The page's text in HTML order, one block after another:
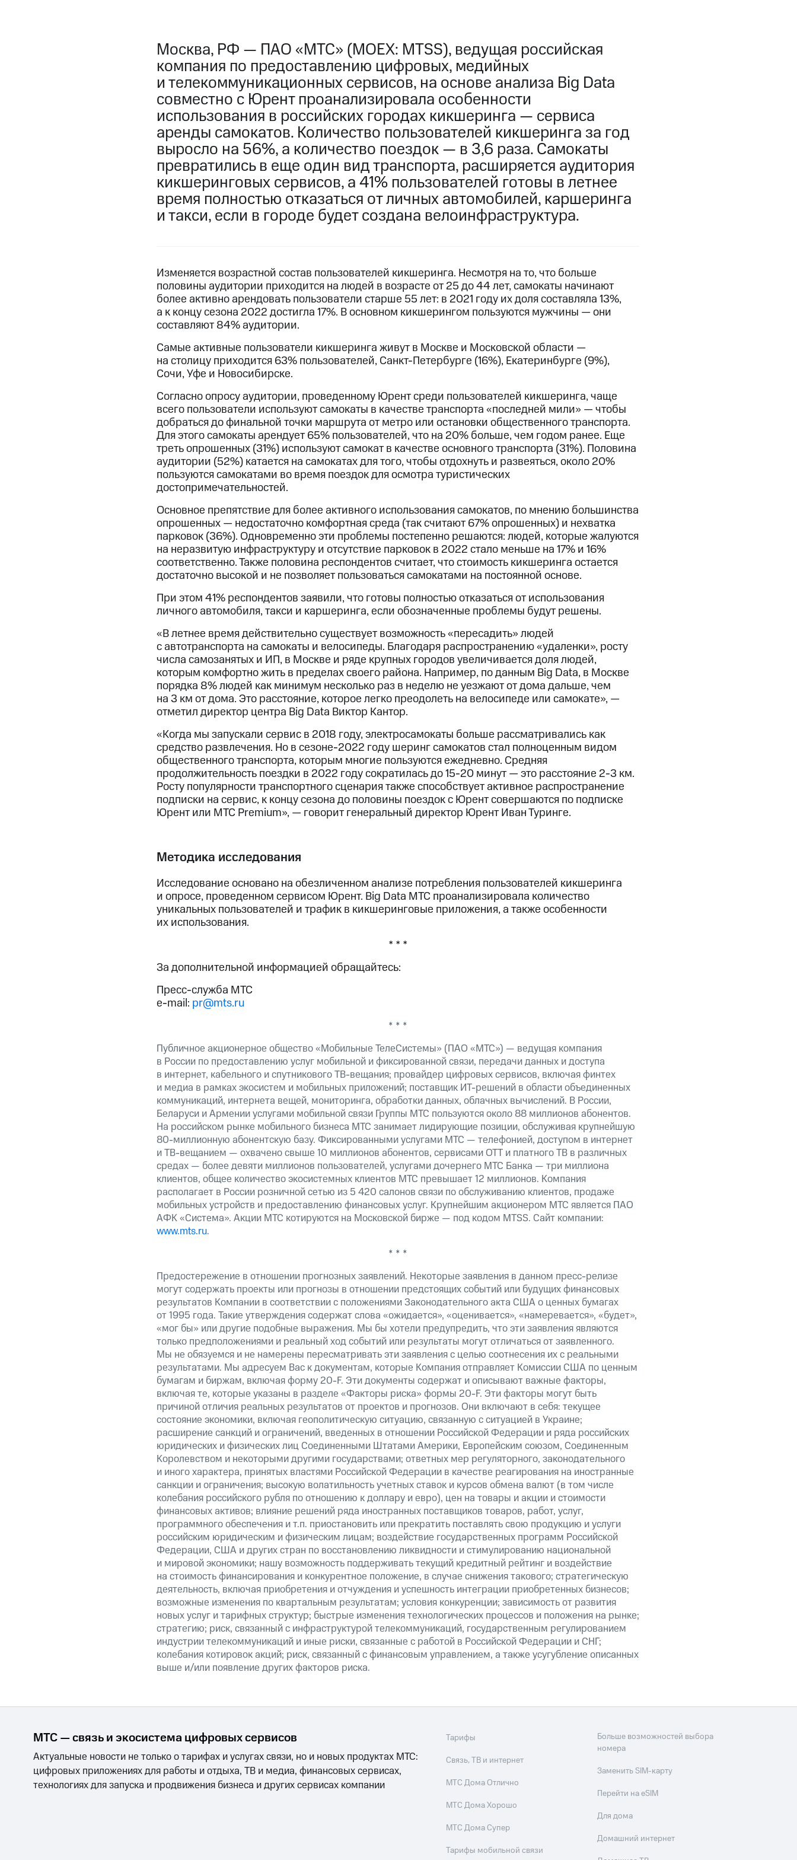
Москва, РФ — ПАО «МТС» (MOEX: MTSS), ведущая российская
компания по предоставлению цифровых, медийных
и телекоммуникационных сервисов, на основе анализа Big Data
совместно с Юрент проанализировала особенности
использования в российских городах кикшеринга — сервиса
аренды самокатов. Количество пользователей кикшеринга за год
выросло на 56%, а количество поездок — в 3,6 раза. Самокаты
превратились в еще один вид транспорта, расширяется аудитория
кикшеринговых сервисов, а 41% пользователей готовы в летнее
время полностью отказаться от личных автомобилей, каршеринга
и такси, если в городе будет создана велоинфраструктура.
Изменяется возрастной состав пользователей кикшеринга. Несмотря на то, что больше
половины аудитории приходится на людей в возрасте от 25 до 44 лет, самокаты начинают
более активно арендовать пользователи старше 55 лет: в 2021 году их доля составляла 13%,
а к концу сезона 2022 достигла 17%. В основном кикшерингом пользуются мужчины — они
составляют 84% аудитории.
Самые активные пользователи кикшеринга живут в Москве и Московской области —
на столицу приходится 63% пользователей, Санкт-Петербурге (16%), Екатеринбурге (9%),
Сочи, Уфе и Новосибирске.
Согласно опросу аудитории, проведенному Юрент среди пользователей кикшеринга, чаще
всего пользователи используют самокаты в качестве транспорта «последней мили» — чтобы
добраться до финальной точки маршрута от метро или остановки общественного транспорта.
Для этого самокаты арендует 65% пользователей, что на 20% больше, чем годом ранее. Еще
треть опрошенных (31%) используют самокат в качестве основного транспорта (31%). Половина
аудитории (52%) катается на самокатах для того, чтобы отдохнуть и развеяться, около 20%
пользуются самокатами во время поездок для осмотра туристических
достопримечательностей.
Основное препятствие для более активного использования самокатов, по мнению большинства
опрошенных — недостаточно комфортная среда (так считают 67% опрошенных) и нехватка
парковок (36%). Одновременно эти проблемы постепенно решаются: людей, которые жалуются
на неразвитую инфраструктуру и отсутствие парковок в 2022 стало меньше на 17% и 16%
соответственно. Также половина респондентов считает, что стоимость кикшеринга остается
достаточно высокой и не позволяет пользоваться самокатами на постоянной основе.
При этом 41% респондентов заявили, что готовы полностью отказаться от использования
личного автомобиля, такси и каршеринга, если обозначенные проблемы будут решены.
«В летнее время действительно существует возможность «пересадить» людей
с автотранспорта на самокаты и велосипеды. Благодаря распространению «удаленки», росту
числа самозанятых и ИП, в Москве и ряде крупных городов увеличивается доля людей,
которым комфортно жить в пределах своего района. Например, по данным Big Data, в Москве
порядка 8% людей как минимум несколько раз в неделю не уезжают от дома дальше, чем
на 3 км от дома. Это расстояние, которое легко преодолеть на велосипеде или самокате», —
отметил директор центра Big Data Виктор Кантор.
«Когда мы запускали сервис в 2018 году, электросамокаты больше рассматривались как
средство развлечения. Но в сезоне-2022 году шеринг самокатов стал полноценным видом
общественного транспорта, которым многие пользуются ежедневно. Средняя
продолжительность поездки в 2022 году сократилась до 15-20 минут — это расстояние 2-3 км.
Росту популярности транспортного сценария также способствует активное распространение
подписки на сервис, к концу сезона до половины поездок с Юрент совершаются по подписке
Юрент или МТС Premium», — говорит генеральный директор Юрент Иван Туринге.
Методика исследования
Исследование основано на обезличенном анализе потребления пользователей кикшеринга
и опросе, проведенном сервисом Юрент. Big Data МТС проанализировала количество
уникальных пользователей и трафик в кикшеринговые приложения, а также особенности
их использования.
* * *
За дополнительной информацией обращайтесь:
Пресс-служба МТС
e-mail: pr@mts.ru
* * *
Публичное акционерное общество «Мобильные ТелеСистемы» (ПАО «МТС») — ведущая компания
в России по предоставлению услуг мобильной и фиксированной связи, передачи данных и доступа
в интернет, кабельного и спутникового ТВ-вещания; провайдер цифровых сервисов, включая финтех
и медиа в рамках экосистем и мобильных приложений; поставщик ИТ-решений в области объединенных
коммуникаций, интернета вещей, мониторинга, обработки данных, облачных вычислений. В России,
Беларуси и Армении услугами мобильной связи Группы МТС пользуются около 88 миллионов абонентов.
На российском рынке мобильного бизнеса МТС занимает лидирующие позиции, обслуживая крупнейшую
80-миллионную абонентскую базу. Фиксированными услугами МТС — телефонией, доступом в интернет
и ТВ-вещанием — охвачено свыше 10 миллионов абонентов, сервисами OTT и платного ТВ в различных
средах — более девяти миллионов пользователей, услугами дочернего МТС Банка — три миллиона
клиентов, общее количество экосистемных клиентов МТС превышает 12 миллионов. Компания
располагает в России розничной сетью из 5 420 салонов связи по обслуживанию клиентов, продаже
мобильных устройств и предоставлению финансовых услуг. Крупнейшим акционером МТС является ПАО
АФК «Система». Акции МТС котируются на Московской бирже — под кодом MTSS. Сайт компании:
www.mts.ru.
* * *
Предостережение в отношении прогнозных заявлений. Некоторые заявления в данном пресс-релизе
могут содержать проекты или прогнозы в отношении предстоящих событий или будущих финансовых
результатов Компании в соответствии с положениями Законодательного акта США о ценных бумагах
от 1995 года. Такие утверждения содержат слова «ожидается», «оценивается», «намеревается», «будет»,
«мог бы» или другие подобные выражения. Мы бы хотели предупредить, что эти заявления являются
только предположениями и реальный ход событий или результаты могут отличаться от заявленного.
Мы не обязуемся и не намерены пересматривать эти заявления с целью соотнесения их с реальными
результатами. Мы адресуем Вас к документам, которые Компания отправляет Комиссии США по ценным
бумагам и биржам, включая форму 20-F. Эти документы содержат и описывают важные факторы,
включая те, которые указаны в разделе «Факторы риска» формы 20-F. Эти факторы могут быть
причиной отличия реальных результатов от проектов и прогнозов. Они включают в себя: текущее
состояние экономики, включая геополитическую ситуацию, связанную с ситуацией в Украине;
расширение санкций и ограничений, введенных в отношении Российской Федерации и ряда российских
юридических и физических лиц Соединенными Штатами Америки, Европейским союзом, Соединенным
Королевством и некоторыми другими государствами; ответных мер регуляторного, законодательного
и иного характера, принятых властями Российской Федерации в качестве реагирования на иностранные
санкции и ограничения; высокую волатильность учетных ставок и курсов обмена валют (в том числе
колебания российского рубля по отношению к доллару и евро), цен на товары и акции и стоимости
финансовых активов; влияние решений ряда иностранных поставщиков товаров, работ, услуг,
программного обеспечения и т.п. приостановить или прекратить поставлять свою продукцию и услуги
российским юридическим и физическим лицам; воздействие государственных программ Российской
Федерации, США и других стран по восстановлению ликвидности и стимулированию национальной
и мировой экономики; нашу возможность поддерживать текущий кредитный рейтинг и воздействие
на стоимость финансирования и конкурентное положение, в случае снижения такового; стратегическую
деятельность, включая приобретения и отчуждения и успешность интеграции приобретенных бизнесов;
возможные изменения по квартальным результатам; условия конкуренции; зависимость от развития
новых услуг и тарифных структур; быстрые изменения технологических процессов и положения на рынке;
стратегию; риск, связанный с инфраструктурой телекоммуникаций, государственным регулированием
индустрии телекоммуникаций и иные риски, связанные с работой в Российской Федерации и СНГ;
колебания котировок акций; риск, связанный с финансовым управлением, а также усугубление описанных
выше и/или появление других факторов риска.
МТС — связь и экосистема цифровых сервисов
Актуальные новости не только о тарифах и услугах связи, но и новых продуктах МТС:
цифровых приложениях для работы и отдыха, ТВ и медиа, финансовых сервисах,
технологиях для запуска и продвижения бизнеса и других сервисах компании
Тарифы
Связь, ТВ и интернет
МТС Дома Отлично
МТС Дома Хорошо
МТС Дома Супер
Тарифы мобильной связи
Больше возможностей выбора
номера
Заменить SIM-карту
Перейти на eSIM
Для дома
Домашний интернет